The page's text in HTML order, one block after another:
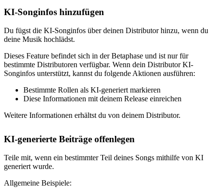
KI-Songinfos hinzufügen
Du fügst die KI-Songinfos über deinen Distributor hinzu, wenn du
deine Musik hochlädst.
Dieses Feature befindet sich in der Betaphase und ist nur für
bestimmte Distributoren verfügbar. Wenn dein Distributor KI-
Songinfos unterstützt, kannst du folgende Aktionen ausführen:
Bestimmte Rollen als KI-generiert markieren
Diese Informationen mit deinem Release einreichen
Weitere Informationen erhältst du von deinem Distributor.
KI-generierte Beiträge offenlegen
Teile mit, wenn ein bestimmter Teil deines Songs mithilfe von KI
generiert wurde.
Allgemeine Beispiele: